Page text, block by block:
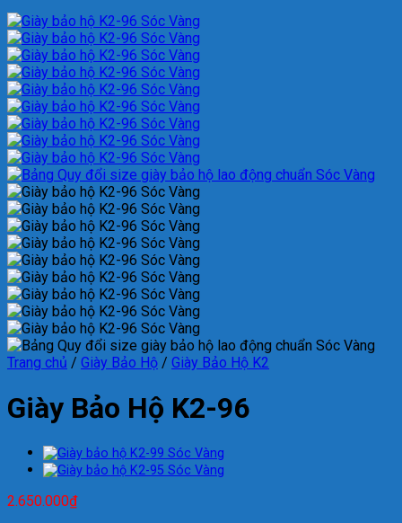
Trang chủ / Giày Bảo Hộ / Giày Bảo Hộ K2
Giày Bảo Hộ K2-96
2.650.000₫